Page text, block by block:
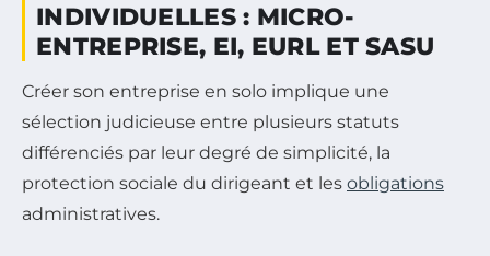
INDIVIDUELLES : MICRO-
ENTREPRISE, EI, EURL ET SASU
Créer son entreprise en solo implique une
sélection judicieuse entre plusieurs statuts
différenciés par leur degré de simplicité, la
protection sociale du dirigeant et les obligations
administratives.